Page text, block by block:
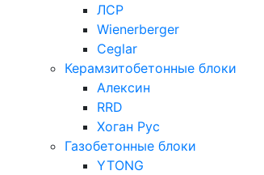
ЛСР
Wienerberger
Ceglar
Керамзитобетонные блоки
Алексин
RRD
Хоган Рус
Газобетонные блоки
YTONG